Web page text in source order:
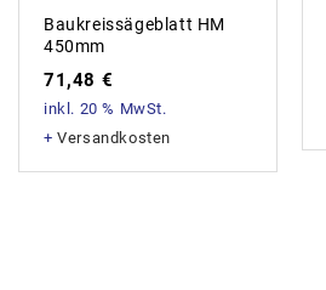
Baukreissägeblatt HM
450mm
71,48 €
inkl. 20 % MwSt.
+Versandkosten